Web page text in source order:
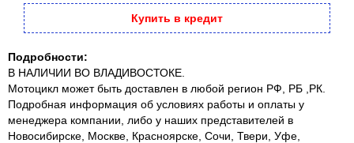
Купить в кредит
Подробности:
В НАЛИЧИИ ВО ВЛАДИВОСТОКЕ.
Мотоцикл может быть доставлен в любой регион РФ, РБ ,РК.
Подробная информация об условиях работы и оплаты у
менеджера компании, либо у наших представителей в
Новосибирске, Москве, Красноярске, Сочи, Твери, Уфе,